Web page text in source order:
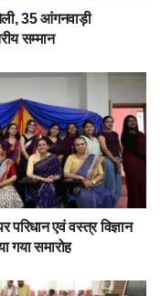
35 आंगनवाड़ी
सम्मान
परिधान एवं वस्त्र विज्ञान
गया समारोह